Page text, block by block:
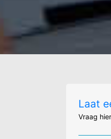
Laat
Vraag